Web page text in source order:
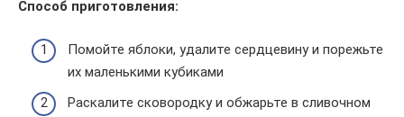
Способ приготовления:
Помойте яблоки, удалите сердцевину и порежьте
их маленькими кубиками
Раскалите сковородку и обжарьте в сливочном